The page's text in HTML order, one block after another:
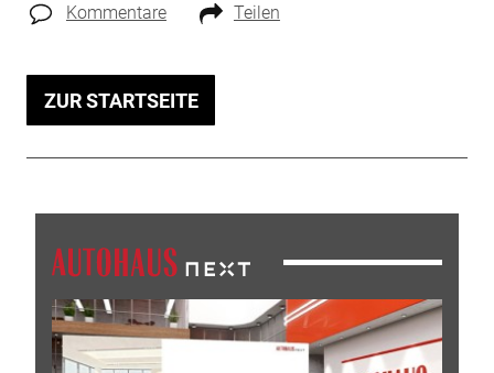
Kommentare Teilen
ZUR STARTSEITE